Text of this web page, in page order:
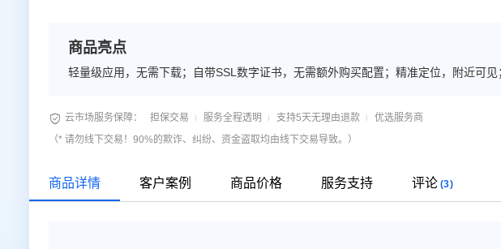
商品亮点
轻量级应用，无需下载；自带SSL数字证书，无需额外购买配置；精准定位，附近可见
 云市场服务保障： 担保交易 服务全程透明 支持5天无理由退款
优选服务商
（* 请勿线下交易！90%的欺诈、纠纷、资金盗取均由线下交易导致。）
商品详情 客户案例 商品价格 服务支持 评论 (3)